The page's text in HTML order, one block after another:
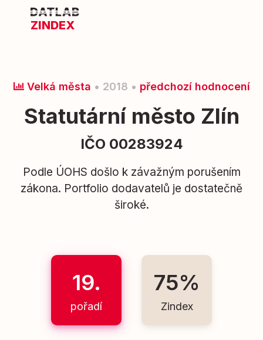
ZINDEX
Velká města • 2018 • předchozí hodnocení
Statutární město Zlín
IČO 00283924
Podle ÚOHS došlo k závažným porušením
zákona. Portfolio dodavatelů je dostatečně
široké.
19.
pořadí
75%
Zindex